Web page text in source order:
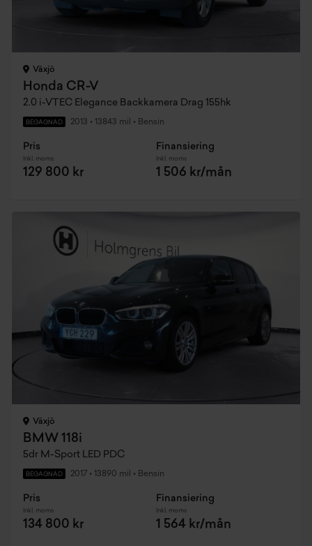
Växjö
Honda CR-V
2.0 i-VTEC Elegance Backkamera Drag 155hk
BEGAGNAD 2013 • 13843 mil • Bensin
Pris
Inkl. moms
129 800 kr
Finansiering
Inkl. moms
1 506 kr/mån
Växjö
BMW 118i
5dr M-Sport LED PDC
BEGAGNAD 2017 • 13890 mil • Bensin
Pris
Inkl. moms
134 800 kr
Finansiering
Inkl. moms
1 564 kr/mån